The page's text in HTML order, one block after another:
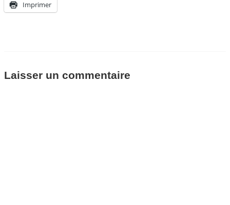
Imprimer
Laisser un commentaire